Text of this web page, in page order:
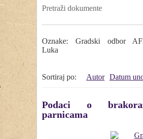
Pretraži dokumente
Oznake: Gradski odbor
Luka
Sortiraj po: Autor Datum
Podaci o
parnicama